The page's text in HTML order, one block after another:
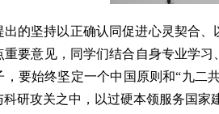
出的坚持以正确认同促进心灵契合
重要意见，同学们结合自身专业学
要始终坚定一个中国原则和“九二
研攻关之中，以过硬本领服务国家